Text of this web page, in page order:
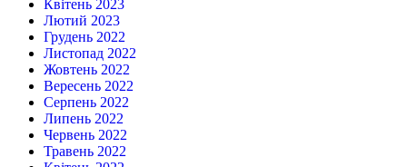
Квітень 2023
Лютий 2023
Грудень 2022
Листопад 2022
Жовтень 2022
Вересень 2022
Серпень 2022
Липень 2022
Червень 2022
Травень 2022